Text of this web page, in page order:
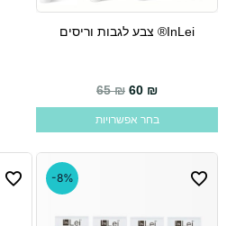
InLei® צבע לגבות וריסים
65₪ 60 ₪
בחר אפשרויות
למוצר
לבחור
האפשרויות
-8%